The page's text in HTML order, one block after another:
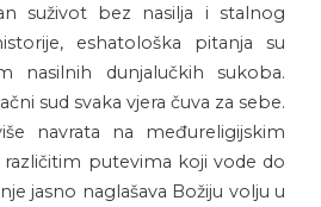
suživot bez nasilja i stalnog
eshatološka pitanja su
nasilnih dunjalučkih sukoba.
sud svaka vjera čuva za sebe.
navrata na međureligijskim
putevima koji vode do
jasno naglašava Božiju volju u